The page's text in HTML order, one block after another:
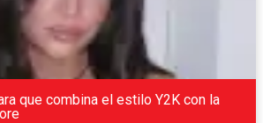
que combina el estilo Y2K con la